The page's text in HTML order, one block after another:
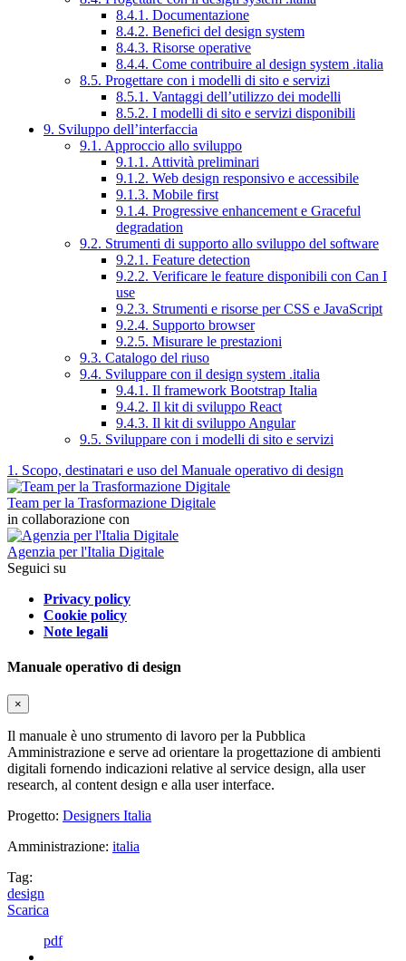
8.4.1. Documentazione
8.4.2. Benefici del design system
8.4.3. Risorse operative
8.4.4. Come contribuire al design system .italia
8.5. Progettare con i modelli di sito e servizi
8.5.1. Vantaggi dell’utilizzo dei modelli
8.5.2. I modelli di sito e servizi disponibili
9. Sviluppo dell’interfaccia
9.1. Approccio allo sviluppo
9.1.1. Attività preliminari
9.1.2. Web design responsivo e accessibile
9.1.3. Mobile first
9.1.4. Progressive enhancement e Graceful
degradation
9.2. Strumenti di supporto allo sviluppo del software
9.2.1. Feature detection
9.2.2. Verificare le feature disponibili con Can I
use
9.2.3. Strumenti e risorse per CSS e JavaScript
9.2.4. Supporto browser
9.2.5. Misurare le prestazioni
9.3. Catalogo del riuso
9.4. Sviluppare con il design system .italia
9.4.1. Il framework Bootstrap Italia
9.4.2. Il kit di sviluppo React
9.4.3. Il kit di sviluppo Angular
9.5. Sviluppare con i modelli di sito e servizi
1. Scopo, destinatari e uso del Manuale operativo di design
Team per la Trasformazione Digitale
in collaborazione con
Agenzia per l'Italia Digitale
Seguici su
Privacy policy
Cookie policy
Note legali
Manuale operativo di design
×
Il manuale è uno strumento di lavoro per la Pubblica
Amministrazione e serve ad orientare la progettazione di ambienti
digitali fornendo indicazioni relative al service design, alla user
research, al content design e alla user interface.
Progetto: Designers Italia
Amministrazione: italia
Tag:
design
Scarica
pdf